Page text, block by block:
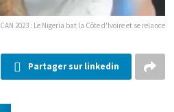
CAN 2023 : Le Nigeria bat la Côte d'Ivoire et se relance
Partager sur linkedin